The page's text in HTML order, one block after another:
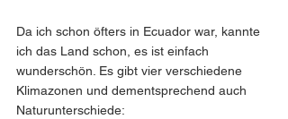
Da ich schon öfters in Ecuador war, kannte
ich das Land schon, es ist einfach
wunderschön. Es gibt vier verschiedene
Klimazonen und dementsprechend auch
Naturunterschiede: